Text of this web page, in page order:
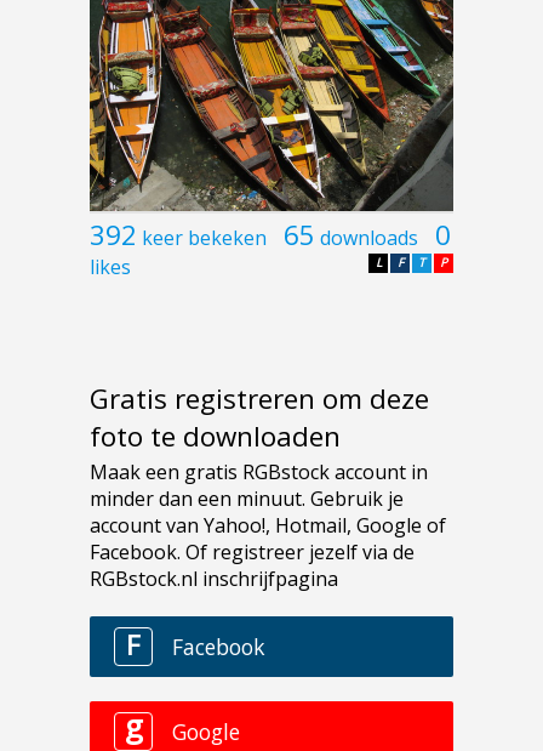
392 keer bekeken 65 downloads 0
likes P
T
F
L
Gratis registreren om deze
foto te downloaden